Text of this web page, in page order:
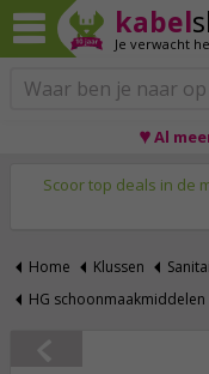
kabel
Je verwacht
♥ Al
Scoor top deals in de
Home Klussen
HG schoonmaakmiddelen